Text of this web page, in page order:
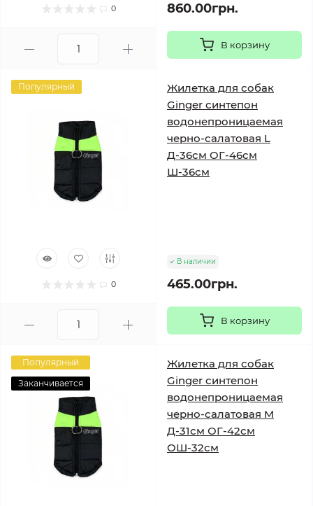
0 860.00грн.
В корзину
Популярный
0
Жилетка для собак
Ginger синтепон
водонепроницаемая
черно-салатовая L
Д-36см ОГ-46см
Ш-36см
В наличии
465.00грн.
В корзину
Популярный
Заканчивается
Жилетка для собак
Ginger синтепон
водонепроницаемая
черно-салатовая M
Д-31см ОГ-42см
ОШ-32см